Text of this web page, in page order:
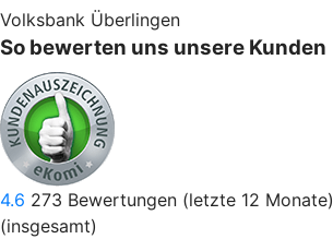
Volksbank Überlingen
So bewerten uns unsere Kunden
4.6 273 Bewertungen (letzte 12 Monate)
(insgesamt)